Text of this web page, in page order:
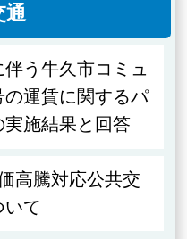
通
う牛久市コミュ
運賃に関するパ
施結果と回答
高騰対応公共交
て